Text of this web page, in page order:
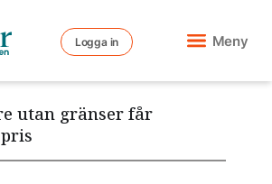
Logga in Meny
utan gränser får